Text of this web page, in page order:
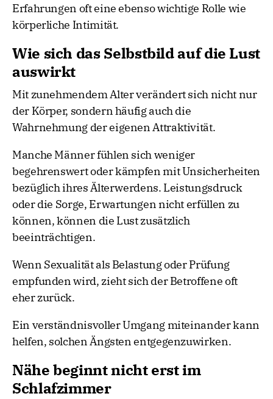
Erfahrungen oft eine ebenso wichtige Rolle wie
körperliche Intimität.
Wie sich das Selbstbild auf die Lust
auswirkt
Mit zunehmendem Alter verändert sich nicht nur
der Körper, sondern häufig auch die
Wahrnehmung der eigenen Attraktivität.
Manche Männer fühlen sich weniger
begehrenswert oder kämpfen mit Unsicherheiten
bezüglich ihres Älterwerdens. Leistungsdruck
oder die Sorge, Erwartungen nicht erfüllen zu
können, können die Lust zusätzlich
beeinträchtigen.
Wenn Sexualität als Belastung oder Prüfung
empfunden wird, zieht sich der Betroffene oft
eher zurück.
Ein verständnisvoller Umgang miteinander kann
helfen, solchen Ängsten entgegenzuwirken.
Nähe beginnt nicht erst im
Schlafzimmer